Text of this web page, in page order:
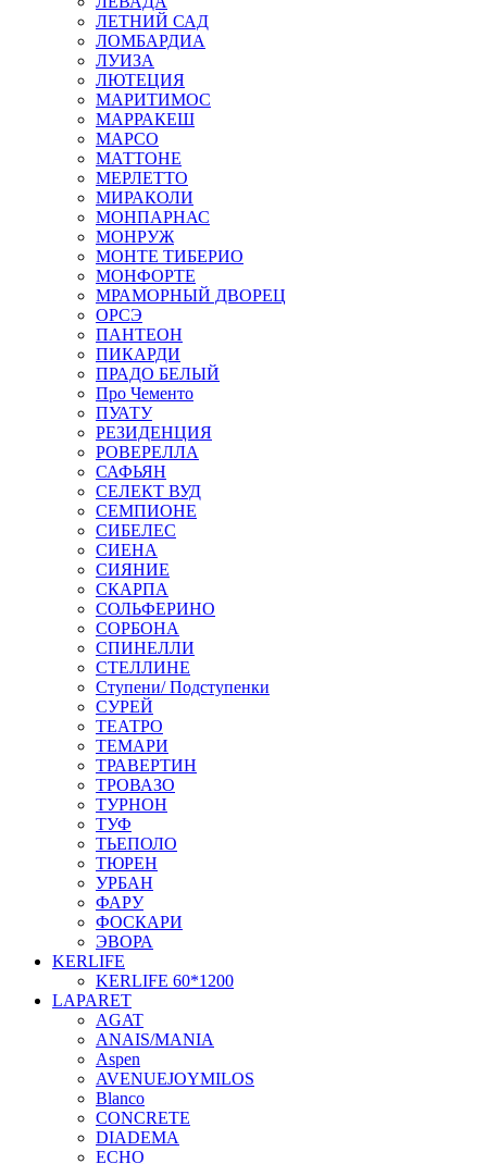
ЛЕТНИЙ САД
ЛОМБАРДИА
ЛУИЗА
ЛЮТЕЦИЯ
МАРИТИМОС
МАРРАКЕШ
МАРСО
МАТТОНЕ
МЕРЛЕТТО
МИРАКОЛИ
МОНПАРНАС
МОНРУЖ
МОНТЕ ТИБЕРИО
МОНФОРТЕ
МРАМОРНЫЙ ДВОРЕЦ
ОРСЭ
ПАНТЕОН
ПИКАРДИ
ПРАДО БЕЛЫЙ
Про Чементо
ПУАТУ
РЕЗИДЕНЦИЯ
РОВЕРЕЛЛА
САФЬЯН
СЕЛЕКТ ВУД
СЕМПИОНЕ
СИБЕЛЕС
СИЕНА
СИЯНИЕ
СКАРПА
СОЛЬФЕРИНО
СОРБОНА
СПИНЕЛЛИ
СТЕЛЛИНЕ
Ступени/ Подступенки
СУРЕЙ
ТЕАТРО
ТЕМАРИ
ТРАВЕРТИН
ТРОВАЗО
ТУРНОН
ТУФ
ТЬЕПОЛО
ТЮРЕН
УРБАН
ФАРУ
ФОСКАРИ
ЭВОРА
KERLIFE
KERLIFE 60*1200
LAPARET
AGAT
ANAIS/MANIA
Aspen
AVENUEJOYMILOS
Blanco
CONCRETE
DIADEMA
ECHO